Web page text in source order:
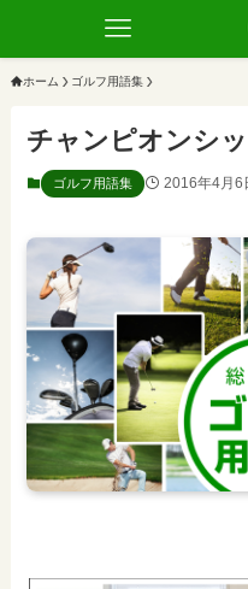
ホーム ゴルフ用語集
チャンピオンシ
ゴルフ用語集 2016年4月6